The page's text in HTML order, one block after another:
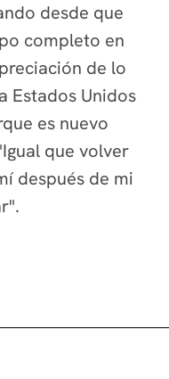
desde que
completo en
de lo
Estados Unidos
es nuevo
que volver
después de mi